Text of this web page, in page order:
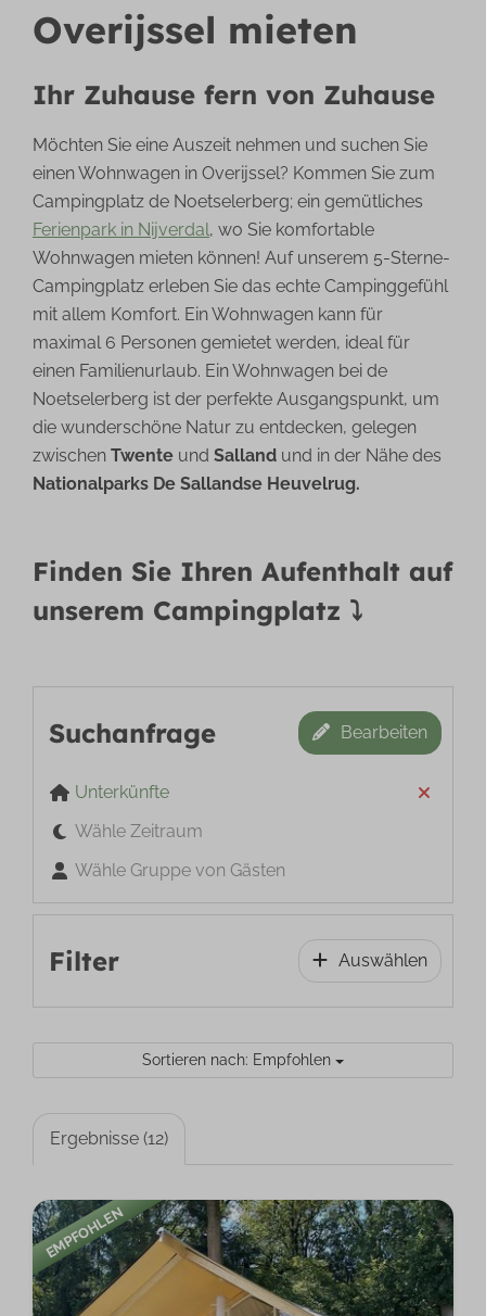
Overijssel mieten
Ihr Zuhause fern von Zuhause
Möchten Sie eine Auszeit nehmen und suchen Sie
einen Wohnwagen in Overijssel? Kommen Sie zum
Campingplatz de Noetselerberg; ein gemütliches
Ferienpark in Nijverdal, wo Sie komfortable
Wohnwagen mieten können! Auf unserem 5-Sterne-
Campingplatz erleben Sie das echte Campinggefühl
mit allem Komfort. Ein Wohnwagen kann für
maximal 6 Personen gemietet werden, ideal für
einen Familienurlaub. Ein Wohnwagen bei de
Noetselerberg ist der perfekte Ausgangspunkt, um
die wunderschöne Natur zu entdecken, gelegen
zwischenTwente undSalland und in der Nähe des
Nationalparks De Sallandse Heuvelrug.
Finden Sie Ihren Aufenthalt auf
unserem Campingplatz ⤵
Suchanfrage Bearbeiten
Unterkünfte
Wähle Zeitraum
Wähle Gruppe von Gästen
Filter Auswählen
Sortieren nach: Empfohlen
Ergebnisse (12)
EMPFOHLEN